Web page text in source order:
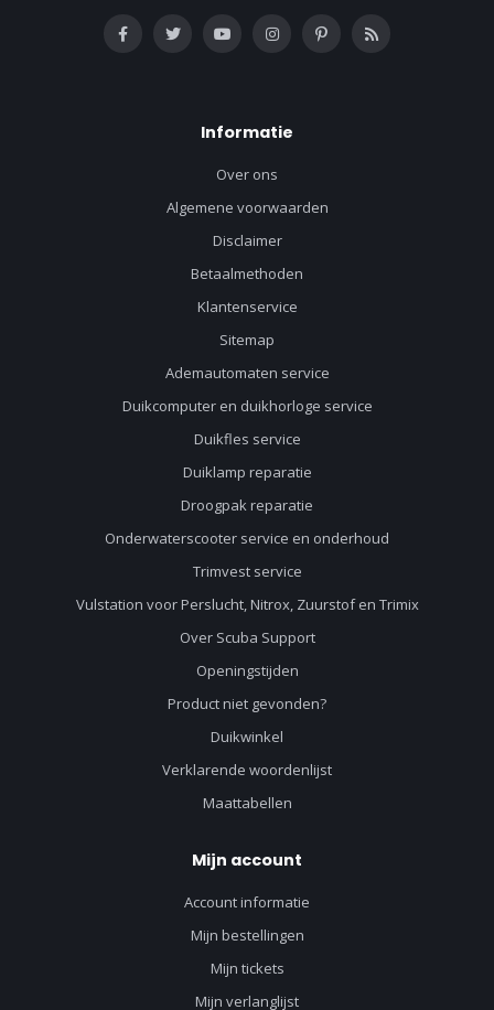
Informatie
Over ons
Algemene voorwaarden
Disclaimer
Betaalmethoden
Klantenservice
Sitemap
Ademautomaten service
Duikcomputer en duikhorloge service
Duikfles service
Duiklamp reparatie
Droogpak reparatie
Onderwaterscooter service en onderhoud
Trimvest service
Vulstation voor Perslucht, Nitrox, Zuurstof en Trimix
Over Scuba Support
Openingstijden
Product niet gevonden?
Duikwinkel
Verklarende woordenlijst
Maattabellen
Mijn account
Account informatie
Mijn bestellingen
Mijn tickets
Mijn verlanglijst